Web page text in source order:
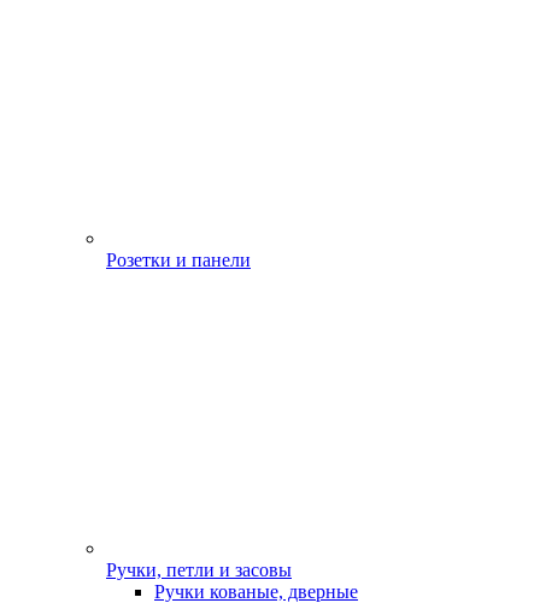
Розетки и панели
Ручки, петли и засовы
Ручки кованые, дверные